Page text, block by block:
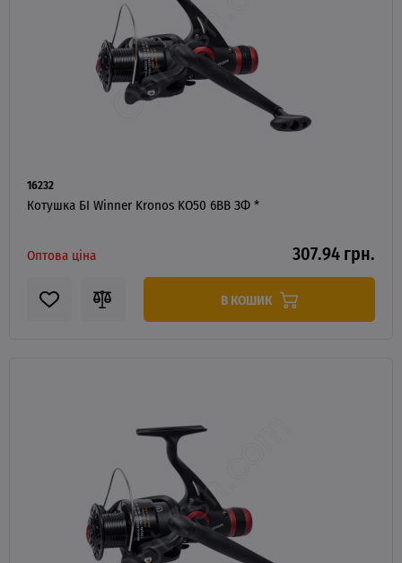
16232
Котушка БІ Winner Kronos KO50 6BB ЗФ *
Оптова ціна 307.94 грн.
В КОШИК